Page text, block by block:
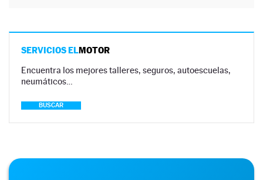
SERVICIOS ELMOTOR
Encuentra los mejores talleres, seguros, autoescuelas,
neumáticos…
BUSCAR